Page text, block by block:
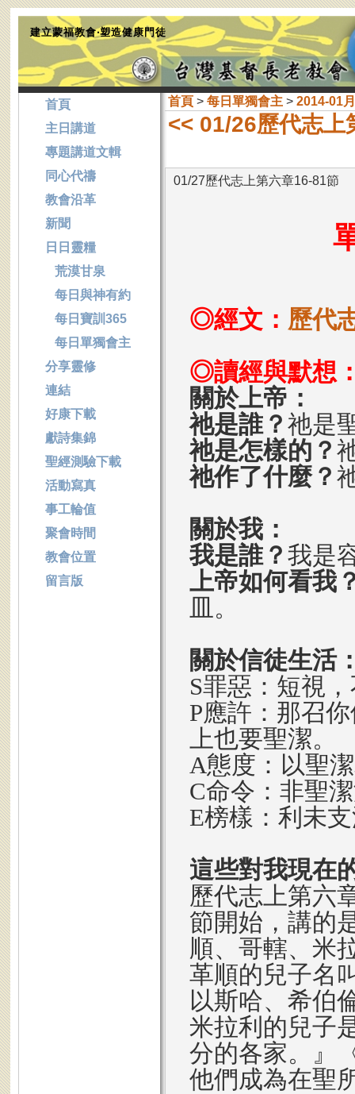
建立蒙福教會‧塑造健康門徒
首頁> 每日單獨會主> 2014-01月
<< 01/26歷代志上
01/27歷代志上第六章16-81節
◎經文： 歷代
◎讀經與默想
關於上帝：
祂是誰？ 祂是
祂是怎樣的？
祂作了什麼？
關於我：
我是誰？ 我是
上帝如何看我
皿。
關於信徒生活
S罪惡：短視
P應許：那召
上也要聖潔。
A態度：以聖
C命令：非聖
E榜樣：利未
這些對我現在
歷代志上第六
節開始，講的
順、哥轄、米
革順的兒子名
以斯哈、希伯
米拉利的兒子
分的各家。』
他們成為在聖
首頁
主日講道
專題講道文輯
同心代禱
教會沿革
新聞
日日靈糧
荒漠甘泉
每日與神有約
每日寶訓365
每日單獨會主
分享靈修
連結
好康下載
獻詩集錦
聖經測驗下載
活動寫真
事工輪值
聚會時間
教會位置
留言版